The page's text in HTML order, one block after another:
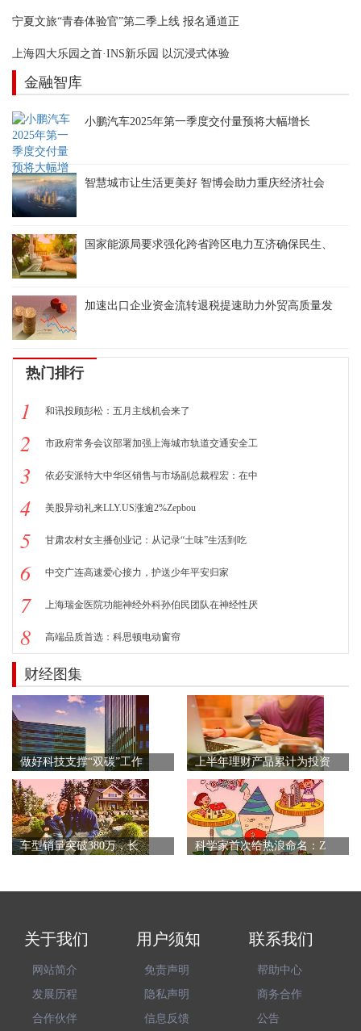
宁夏文旅“青春体验官”第二季上线 报名通道正
上海四大乐园之首·INS新乐园 以沉浸式体验
金融智库
小鹏汽车2025年第一季度交付量预将大幅增长
智慧城市让生活更美好 智博会助力重庆经济社会
国家能源局要求强化跨省跨区电力互济确保民生、
加速出口企业资金流转退税提速助力外贸高质量发
热门排行
1 和讯投顾彭松：五月主线机会来了
2 市政府常务会议部署加强上海城市轨道交通安全工
3 依必安派特大中华区销售与市场副总裁程宏：在中
4 美股异动礼来LLY.US涨逾2%Zepbou
5 甘肃农村女主播创业记：从记录“土味”生活到吃
6 中交广连高速爱心接力，护送少年平安归家
7 上海瑞金医院功能神经外科孙伯民团队在神经性厌
8 高端品质首选：科思顿电动窗帘
财经图集
做好科技支撑“双碳”工作 上半年理财产品累计为投资
车型销量突破380万，长 科学家首次给热浪命名：Z
关于我们
网站简介
发展历程
合作伙伴
用户须知
免责声明
隐私声明
信息反馈
联系我们
帮助中心
商务合作
公告